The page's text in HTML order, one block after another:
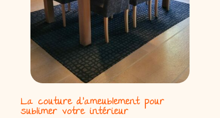
La couture d'ameublement pour
sublimer votre intérieur